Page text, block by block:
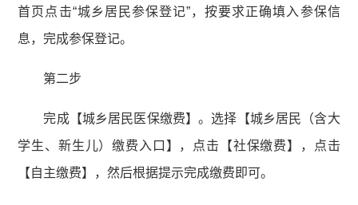
首页点击“城乡居民参保登记”，按要求正确填入参保信
息，完成参保登记。
第二步
完成【城乡居民医保缴费】。选择【城乡居民（含大
学生、新生儿）缴费入口】，点击【社保缴费】，点击
【自主缴费】，然后根据提示完成缴费即可。